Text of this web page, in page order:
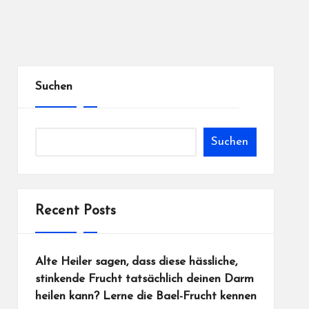
Suchen
Suchen
Recent Posts
Alte Heiler sagen, dass diese hässliche,
stinkende Frucht tatsächlich deinen Darm
heilen kann? Lerne die Bael-Frucht kennen